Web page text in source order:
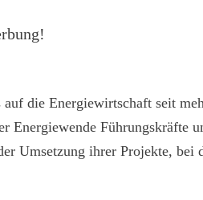
die Energiewirtschaft seit
Führungskräfte
Umsetzung ihrer Projekte,